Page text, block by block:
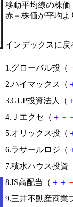
移動平均線の株価
赤＝株価が平均
インデックスに戻
1.グローバル投（
2.ハイマックス（
3.GLP投資法人（
4.Ｊエクセ（ ＋ －
5.オリックス投（
6.ラサールロジ（
7.積水ハウス投資
8.IS高配当（ ＋ ＋
9.三井不動産商業